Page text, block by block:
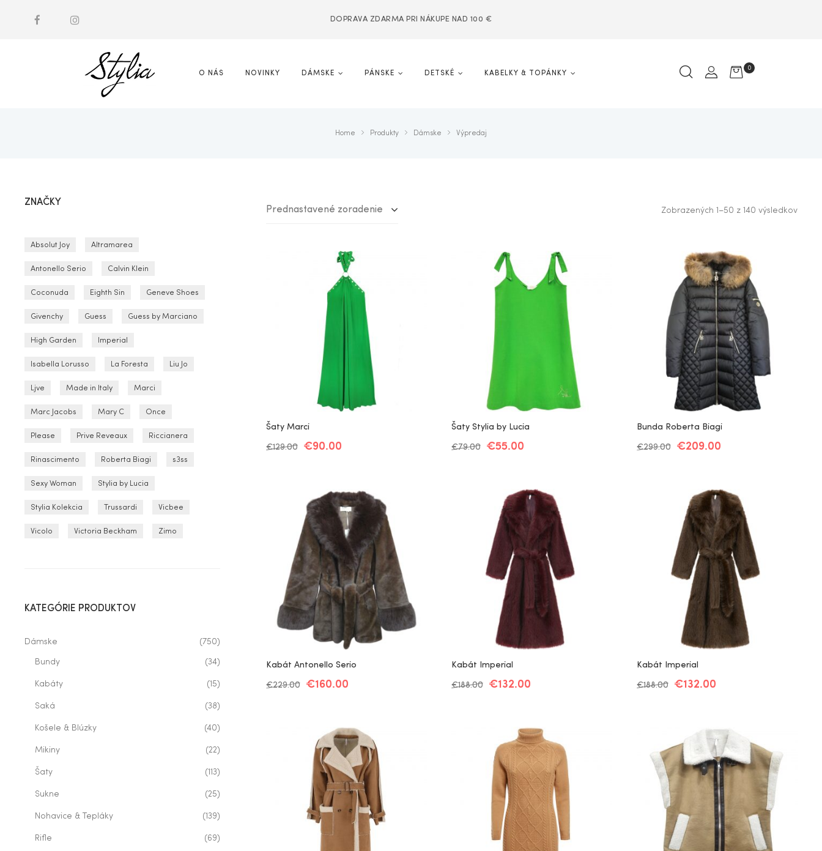
DOPRAVA ZDARMA PRI NÁKUPE NAD 100 €
O NÁS NOVINKY DÁMSKE PÁNSKE DETSKÉ KABELKY & TOPÁNKY
0
Home Produkty Dámske Výpredaj
Prednastavené zoradenie Zobrazených 1–50 z 140 výsledkov
Šaty Marci
€129.00 €90.00
Šaty Stylia by Lucia
€79.00 €55.00
Bunda Roberta Biagi
€299.00 €209.00
Kabát Antonello Serio
€229.00 €160.00
Kabát Imperial
€188.00 €132.00
Kabát Imperial
€188.00 €132.00
ZNAČKY
Absolut Joy Altramarea
Antonello Serio Calvin Klein
Coconuda Eighth Sin Geneve Shoes
Givenchy Guess Guess by Marciano
High Garden Imperial
Isabella Lorusso La Foresta Liu Jo
Ljve Made in Italy Marci
Marc Jacobs Mary C Once
Please Prive Reveaux Riccianera
Rinascimento Roberta Biagi s3ss
Sexy Woman Stylia by Lucia
Stylia Kolekcia Trussardi Vicbee
Vicolo Victoria Beckham Zimo
KATEGÓRIE PRODUKTOV
Dámske (750)
Bundy (34)
Kabáty (15)
Saká (38)
Košele & Blúzky (40)
Mikiny (22)
Šaty (113)
Sukne (25)
Nohavice & Tepláky (139)
Rifle (69)